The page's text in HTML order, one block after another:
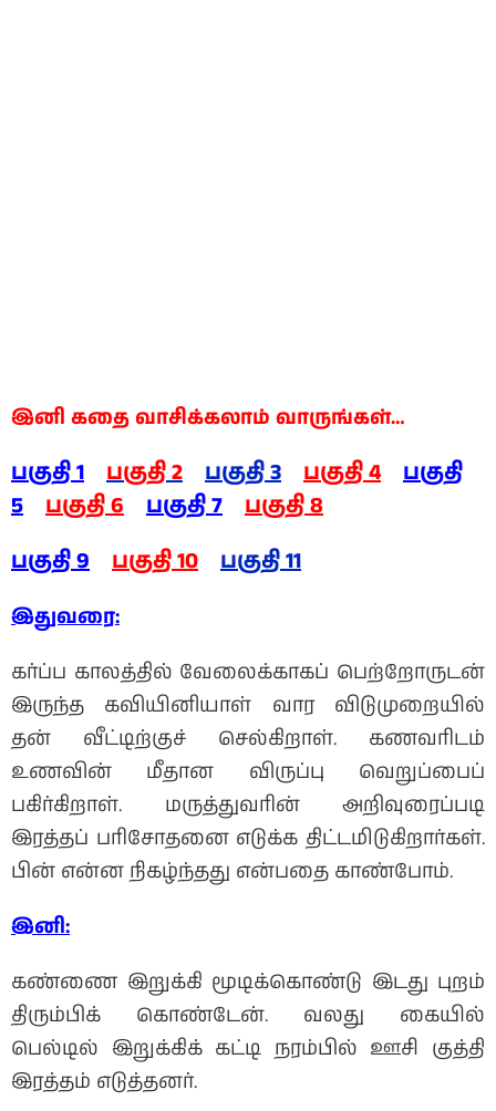
இனி கதை வாசிக்கலாம் வாருங்கள்…
பகுதி 1 பகுதி 2 பகுதி 3 பகுதி 4
பகுதி
5
பகுதி 6 பகுதி 7
பகுதி 8
பகுதி 9
பகுதி 10 பகுதி 11
இதுவரை:
கர்ப்ப காலத்தில் வேலைக்காகப் பெற்றோருடன்
இருந்த கவியினியாள் வார விடுமுறையில்
தன் வீட்டிற்குச் செல்கிறாள். கணவரிடம்
உணவின் மீதான விருப்பு வெறுப்பைப்
பகிர்கிறாள். மருத்துவரின் அறிவுரைப்படி
இரத்தப் பரிசோதனை எடுக்க திட்டமிடுகிறார்கள்.
பின் என்ன நிகழ்ந்தது என்பதை காண்போம்.
இனி:
கண்ணை இறுக்கி மூடிக்கொண்டு இடது புறம்
திரும்பிக் கொண்டேன். வலது கையில்
பெல்டில் இறுக்கிக் கட்டி நரம்பில் ஊசி குத்தி
இரத்தம் எடுத்தனர்.